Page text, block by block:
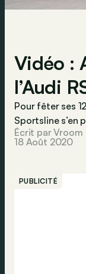
Vidéo :
l’Audi
Pour fêter ses
Sportsline s’en
Écrit par Vroom
18 Août 2020
PUBLICITÉ